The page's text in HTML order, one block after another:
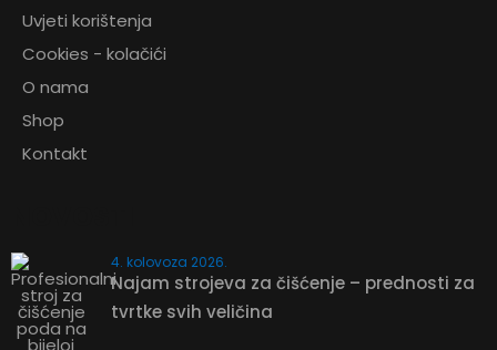
ZATRAŽITE
PONUDU
65,66
ZATRAŽITE PONUDU
Uvjeti korištenja
Cookies - kolačići
O nama
Shop
Kontakt
4. kolovoza 2026.
Najam strojeva za čišćenje – prednosti za
tvrtke svih veličina